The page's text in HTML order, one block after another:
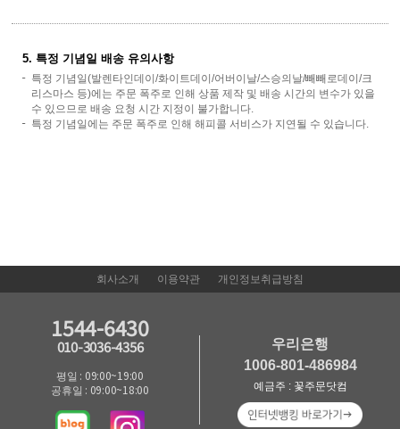
5. 특정 기념일 배송 유의사항
특정 기념일(발렌타인데이/화이트데이/어버이날/스승의날/빼빼로데이/크
리스마스 등)에는 주문 폭주로 인해 상품 제작 및 배송 시간의 변수가 있을
수 있으므로 배송 요청 시간 지정이 불가합니다.
특정 기념일에는 주문 폭주로 인해 해피콜 서비스가 지연될 수 있습니다.
회사소개 이용약관 개인정보취급방침
1544-6430
010-3036-4356
평일 : 09:00~19:00
공휴일 : 09:00~18:00
우리은행
1006-801-486984
예금주 : 꽃주문닷컴